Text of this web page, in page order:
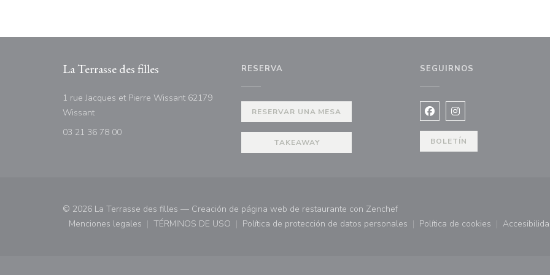
La Terrasse des filles
1 rue Jacques et Pierre Wissant 62179
Wissant((abre en una nueva ventana))
03 21 36 78 00
RESERVA
RESERVAR UNA MESA
TAKEAWAY
SEGUIRNOS
Facebook ((abre en una
Instagram ((abre en
BOLETÍN
© 2026 La Terrasse des filles — Creación de página web de restaurante con Zenchef((abre en una nueva ventana))
Menciones legales
((abre en una nueva ventana))
TÉRMINOS DE USO
((abre en una nueva ventana))
Política de protección de datos personales
((abre en una nueva ventana))
Política de cookies
((abre en una nueva